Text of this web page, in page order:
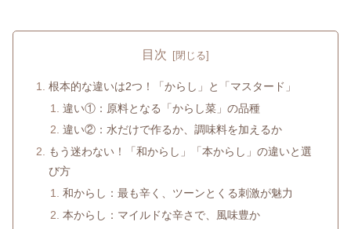
目次
根本的な違いは2つ！「からし」と「マスタード」
違い①：原料となる「からし菜」の品種
違い②：水だけで作るか、調味料を加えるか
もう迷わない！「和からし」「本からし」の違いと選
び方
和からし：最も辛く、ツーンとくる刺激が魅力
本からし：マイルドな辛さで、風味豊か